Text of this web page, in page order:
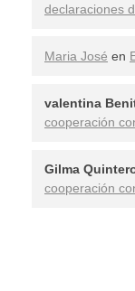
declaraciones
Maria José en
valentina
cooperación
Gilma
cooperación